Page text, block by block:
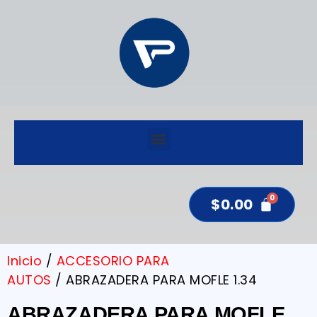
$0.00
Inicio / ACCESORIO PARA
AUTOS / ABRAZADERA PARA MOFLE 1.34